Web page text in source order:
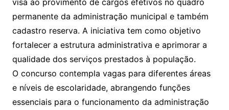
permanente da administração municipal e também
cadastro reserva. A iniciativa tem como objetivo
fortalecer a estrutura administrativa e aprimorar a
qualidade dos serviços prestados à população.
O concurso contempla vagas para diferentes áreas
e níveis de escolaridade, abrangendo funções
essenciais para o funcionamento da administração